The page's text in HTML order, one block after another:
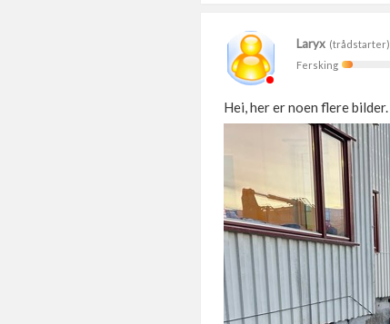
Laryx (trådstarter)
Fersking
Hei, her er noen flere bilder.